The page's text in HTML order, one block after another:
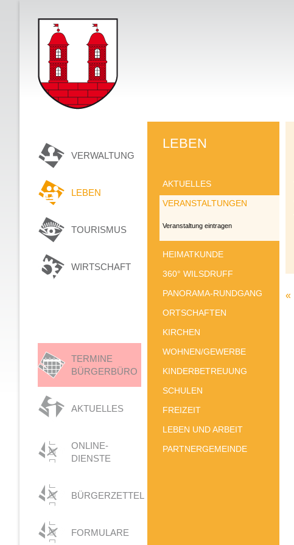
VERWALTUNG
LEBEN
TOURISMUS
WIRTSCHAFT
TERMINE
BÜRGERBÜRO
AKTUELLES
ONLINE-
DIENSTE
BÜRGERZETTEL
FORMULARE
LEBEN
AKTUELLES
VERANSTALTUNGEN
Veranstaltung eintragen
HEIMATKUNDE
360° WILSDRUFF
PANORAMA-RUNDGANG
ORTSCHAFTEN
KIRCHEN
WOHNEN/GEWERBE
KINDERBETREUUNG
SCHULEN
FREIZEIT
LEBEN UND ARBEIT
PARTNERGEMEINDE
«